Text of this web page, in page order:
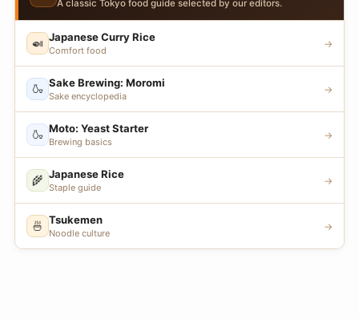
A classic Tokyo food guide selected by our editors.
🍛 Japanese Curry Rice
Comfort food
→
🍶 Sake Brewing: Moromi
Sake encyclopedia
→
🍶 Moto: Yeast Starter
Brewing basics
→
🌾 Japanese Rice
Staple guide
→
🍜 Tsukemen
Noodle culture
→